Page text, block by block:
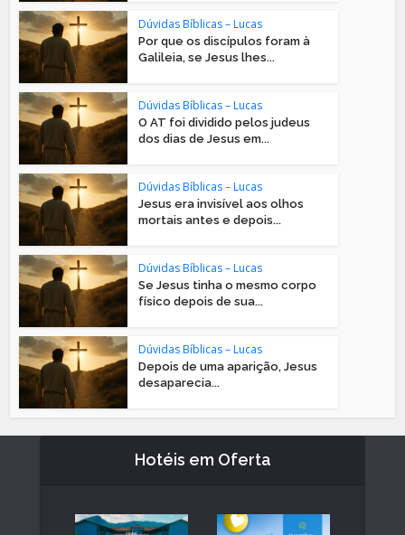
Dúvidas Bíblicas – Lucas
Por que os discípulos foram à
Galileia, se Jesus lhes...
Dúvidas Bíblicas – Lucas
O AT foi dividido pelos judeus
dos dias de Jesus em...
Dúvidas Bíblicas – Lucas
Jesus era invisível aos olhos
mortais antes e depois...
Dúvidas Bíblicas – Lucas
Se Jesus tinha o mesmo corpo
físico depois de sua...
Dúvidas Bíblicas – Lucas
Depois de uma aparição, Jesus
desaparecia...
Hotéis em Oferta